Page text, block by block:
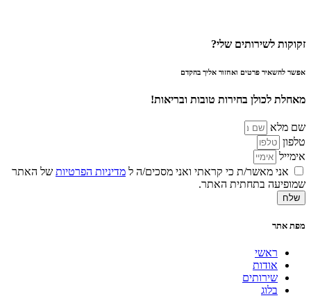
זקוקות לשירותים שלי?
אפשר להשאיר פרטים ואחזור אליך בהקדם
מאחלת לכולן בחירות טובות ובריאות!
שם מלא
טלפון
אימייל
אני מאשר/ת כי קראתי ואני מסכים/ה ל מדיניות הפרטיות של האתר
שמופיעה בתחתית האתר.
שלח
מפת אתר
ראשי
אודות
שירותים
בלוג